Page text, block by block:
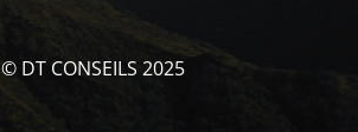
© DT CONSEILS 2025